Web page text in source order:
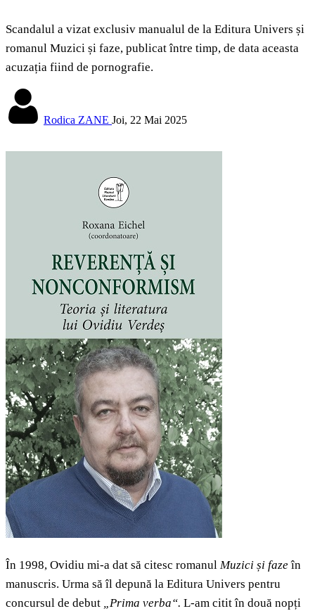
Scandalul a vizat exclusiv manualul de la Editura Univers și
romanul Muzici și faze, publicat între timp, de data aceasta
acuzația fiind de pornografie.
Rodica ZANE Joi, 22 Mai 2025
În 1998, Ovidiu mi-a dat să citesc romanul Muzici și fazeîn
manuscris. Urma să îl depună la Editura Univers pentru
concursul de debut „Prima verba“. L-am citit în două nopți